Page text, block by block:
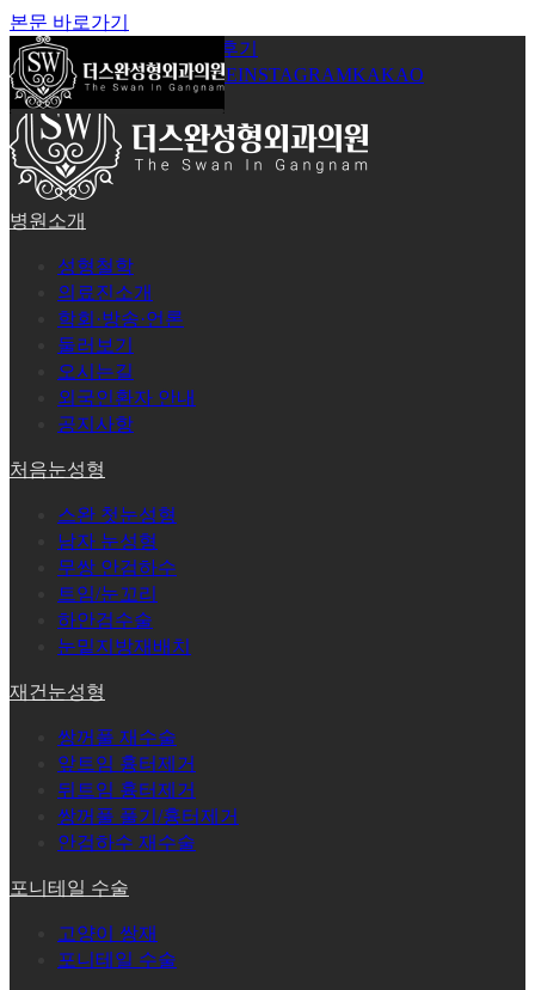
본문 바로가기
공지사항
시술후기
로그인회원가입YOUTUBEINSTAGRAMKAKAO
병원소개
성형철학
의료진소개
학회·방송·언론
둘러보기
오시는길
외국인환자 안내
공지사항
처음눈성형
스완 첫눈성형
남자 눈성형
무쌍 안검하수
트임/눈꼬리
하안검수술
눈밑지방재배치
재건눈성형
쌍꺼풀 재수술
앞트임 흉터제거
뒤트임 흉터제거
쌍꺼풀 풀기/흉터제거
안검하수 재수술
포니테일 수술
고양이 쌍재
포니테일 수술